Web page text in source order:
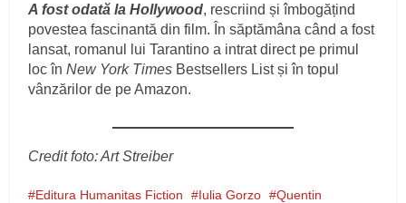
A fost odată la Hollywood, rescriind și îmbogățind
povestea fascinantă din film. În săptămâna când a fost
lansat, romanul lui Tarantino a intrat direct pe primul
loc înNew York Times Bestsellers List și în topul
vânzărilor de pe Amazon.
Credit foto: Art Streiber
Editura Humanitas Fiction Iulia Gorzo
Quentin